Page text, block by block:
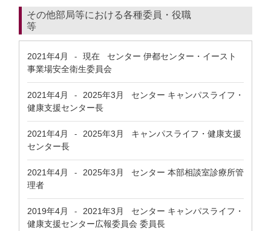
その他部局等における各種委員・役職
等
2021年4月 - 現在 センター 伊都センター・イースト
事業場安全衛生委員会
2021年4月 - 2025年3月
センター キャンパスライフ・
健康支援センター長
2021年4月 - 2025年3月
キャンパスライフ・健康支援
センター長
2021年4月 - 2025年3月
センター 本部相談室診療所管
理者
2019年4月 - 2021年3月
センター キャンパスライフ・
健康支援センター広報委員会 委員長